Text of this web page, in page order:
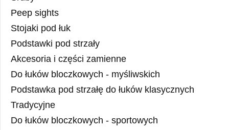
Peep sights
Stojaki pod łuk
Podstawki pod strzały
Akcesoria i części zamienne
Do łuków bloczkowych - myśliwskich
Podstawka pod strzałę do łuków klasycznych
Tradycyjne
Do łuków bloczkowych - sportowych